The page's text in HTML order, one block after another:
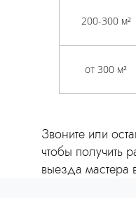
200-300 м²
от 300 м²
Звоните или
чтобы получить
выезда мастера